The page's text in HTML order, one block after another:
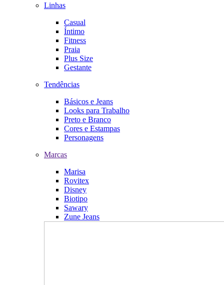
Linhas
Casual
Íntimo
Fitness
Praia
Plus Size
Gestante
Tendências
Básicos e Jeans
Looks para Trabalho
Preto e Branco
Cores e Estampas
Personagens
Marcas
Marisa
Rovitex
Disney
Biotipo
Sawary
Zune Jeans